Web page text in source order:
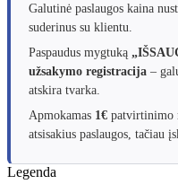
Galutinė paslaugos kaina
suderinus su klientu.
Paspaudus mygtuką
užsakymo registracija –
atskira tvarka.
Apmokamas 1€ patvirtinimo
atsisakius paslaugos, tačiau
Legenda